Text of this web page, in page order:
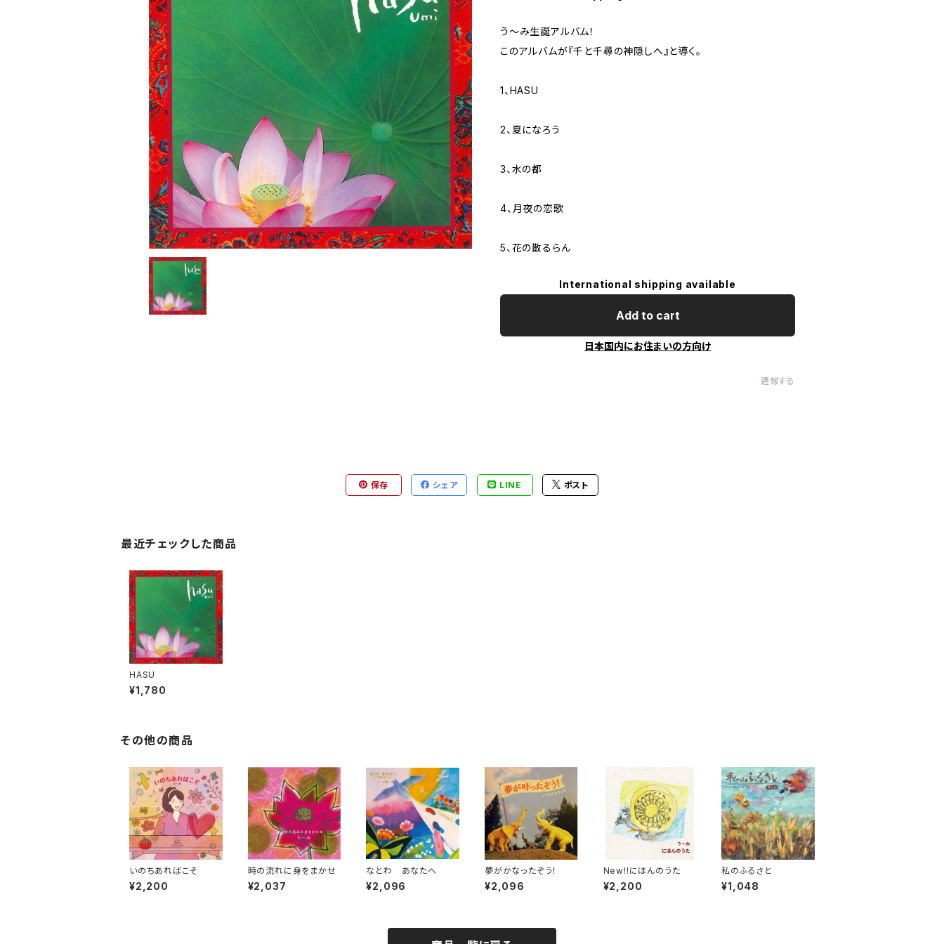
う～み生誕アルバム！
このアルバムが『千と千尋の神隠しへ』と導く。
1、HASU
2、夏になろう
3、水の都
4、月夜の恋歌
5、花の散るらん
International shipping available
Add to cart
日本国内にお住まいの方向け
通報する
保存 シェア LINE ポスト
最近チェックした商品
HASU
¥1,780
その他の商品
いのちあればこそ
¥2,200
時の流れに身をまかせ
¥2,037
なとわ あなたへ
¥2,096
夢がかなったぞう！
¥2,096
New!!にほんのうた
¥2,200
私のふるさと
¥1,048